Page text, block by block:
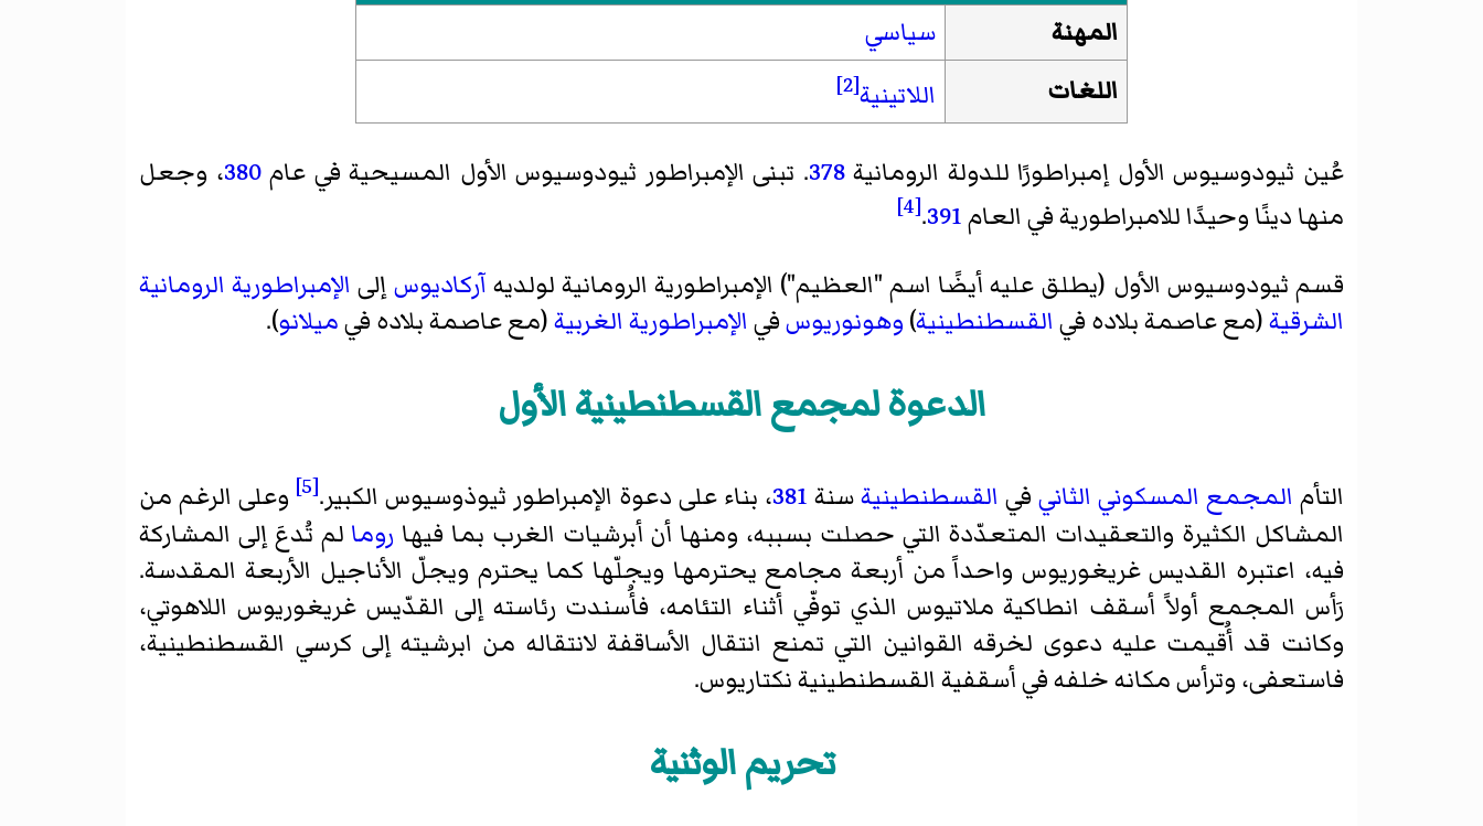
المهنة
سياسي
اللغات
اللاتينية[2]
عُين ثيودوسيوس الأول إمبراطورًا للدولة الرومانية378. تبنى الإمبراطور ثيودوسيوس الأول المسيحية في عام380، وجعل
منها دينًا وحيدًا للامبراطورية في العام391
.
[4]
قسم ثيودوسيوس الأول (يطلق عليه أيضًا اسم "العظيم") الإمبراطورية الرومانية لولديه آركاديوس إلى الإمبراطورية الرومانية
الشرقية(مع عاصمة بلاده في القسطنطينية) وهونوريوسفي الإمبراطورية الغربية(مع عاصمة بلاده فيميلانو).
الدعوة لمجمع القسطنطينية الأول
التأم المجمع المسكوني الثاني في القسطنطينيةسنة 381، بناء على دعوة الإمبراطور ثيوذوسيوس الكبير.[5]
وعلى الرغم من
المشاكل الكثيرة والتعقيدات المتعدّدة التي حصلت بسببه، ومنها أن أبرشيات الغرب بما فيها روما لم تُدعَ إلى المشاركة
فيه، اعتبره القديس غريغوريوس واحداً من أربعة مجامع يحترمها ويجلّها كما يحترم ويجلّ الأناجيل الأربعة المقدسة.
رَأس المجمع أولاً أسقف انطاكية ملاتيوس الذي توفّي أثناء التئامه، فأُسندت رئاسته إلى القدّيس غريغوريوس اللاهوتي،
وكانت قد أُقيمت عليه دعوى لخرقه القوانين التي تمنع انتقال الأساقفة لانتقاله من ابرشيته إلى كرسي القسطنطينية،
فاستعفى، وترأس مكانه خلفه في أسقفية القسطنطينية نكتاريوس.
تحريم الوثنية